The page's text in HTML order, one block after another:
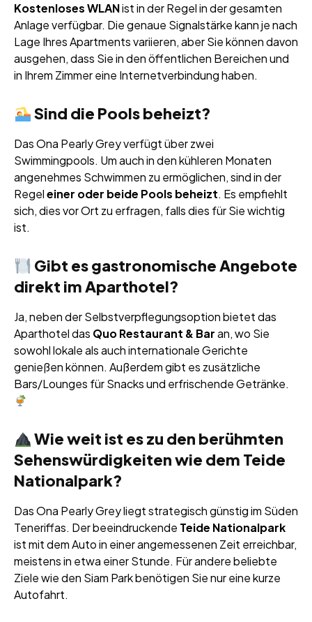
Kostenloses WLANist in der Regel in der gesamten
Anlage verfügbar. Die genaue Signalstärke kann je nach
Lage Ihres Apartments variieren, aber Sie können davon
ausgehen, dass Sie in den öffentlichen Bereichen und
in Ihrem Zimmer eine Internetverbindung haben.
Sind die Pools beheizt?
Das Ona Pearly Grey verfügt über zwei
Swimmingpools. Um auch in den kühleren Monaten
angenehmes Schwimmen zu ermöglichen, sind in der
Regeleiner oder beide Pools beheizt. Es empfiehlt
sich, dies vor Ort zu erfragen, falls dies für Sie wichtig
ist.
Gibt es gastronomische Angebote
direkt im Aparthotel?
Ja, neben der Selbstverpflegungsoption bietet das
Aparthotel das Quo Restaurant & Baran, wo Sie
sowohl lokale als auch internationale Gerichte
genießen können. Außerdem gibt es zusätzliche
Bars/Lounges für Snacks und erfrischende Getränke.
Wie weit ist es zu den berühmten
Sehenswürdigkeiten wie dem Teide
Nationalpark?
Das Ona Pearly Grey liegt strategisch günstig im Süden
Teneriffas. Der beeindruckende Teide Nationalpark
ist mit dem Auto in einer angemessenen Zeit erreichbar,
meistens in etwa einer Stunde. Für andere beliebte
Ziele wie den Siam Park benötigen Sie nur eine kurze
Autofahrt.